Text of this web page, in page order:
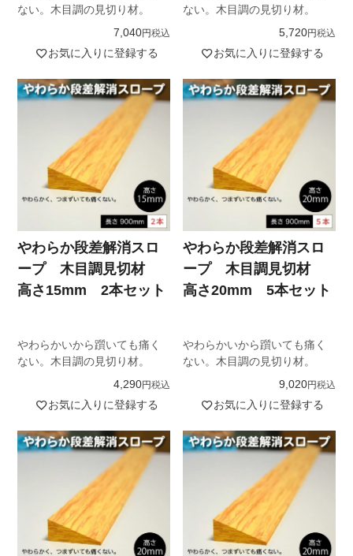
ない。木目調の見切り材。
7,040 税込
お気に入りに登録する
ない。木目調の見切り材。
5,720 税込
お気に入りに登録する
やわらかいから躓いても痛く
ない。木目調の見切り材。
やわらか段差解消スロ
ープ 木目調見切材
高さ15mm 2本セット
4,290 税込
お気に入りに登録する
やわらかいから躓いても痛く
ない。木目調の見切り材。
やわらか段差解消スロ
ープ 木目調見切材
高さ20mm 5本セット
9,020 税込
お気に入りに登録する